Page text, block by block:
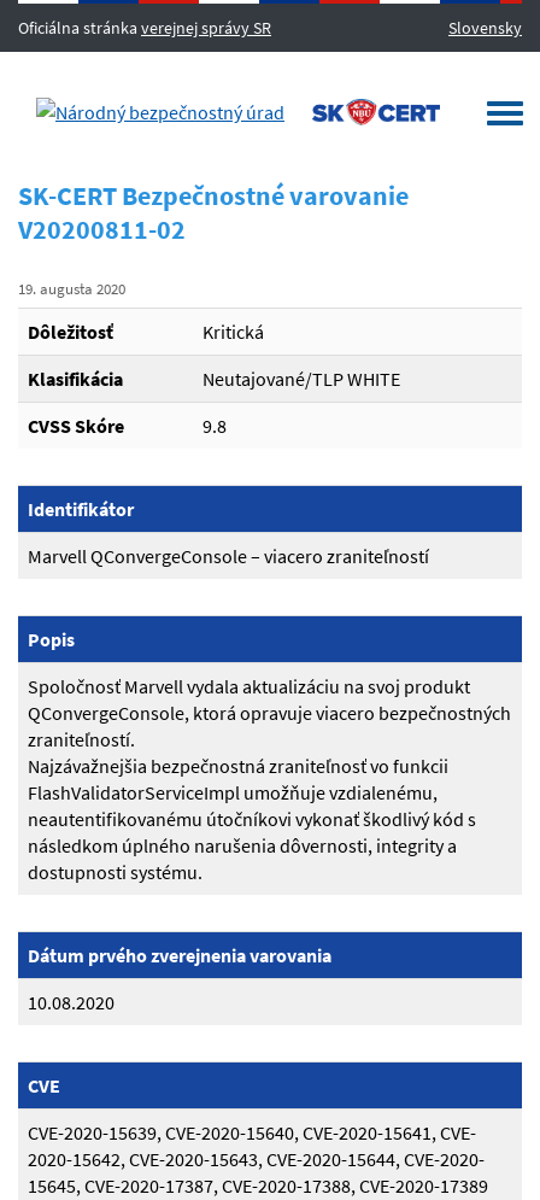
Oficiálna stránka verejnej správy SR Slovensky
MENU
SK-CERT Bezpečnostné varovanie
V20200811-02
19. augusta 2020
Dôležitosť
Kritická
Klasifikácia
Neutajované/TLP WHITE
CVSS Skóre
9.8
Identifikátor
Marvell QConvergeConsole – viacero zraniteľností
Popis
Spoločnosť Marvell vydala aktualizáciu na svoj produkt
QConvergeConsole, ktorá opravuje viacero bezpečnostných
zraniteľností.
Najzávažnejšia bezpečnostná zraniteľnosť vo funkcii
FlashValidatorServiceImpl umožňuje vzdialenému,
neautentifikovanému útočníkovi vykonať škodlivý kód s
následkom úplného narušenia dôvernosti, integrity a
dostupnosti systému.
Dátum prvého zverejnenia varovania
10.08.2020
CVE
CVE-2020-15639, CVE-2020-15640, CVE-2020-15641, CVE-
2020-15642, CVE-2020-15643, CVE-2020-15644, CVE-2020-
15645, CVE-2020-17387, CVE-2020-17388, CVE-2020-17389